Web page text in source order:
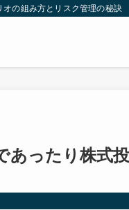
の組み方とリスク管理の秘訣
あったり株式